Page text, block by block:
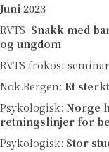
Juni 2023
RVTS: Snakk med
og ungdom
RVTS frokost
Nok.Bergen: Et
Psykologisk: Norge
retningslinjer for
Psykologisk: Stor